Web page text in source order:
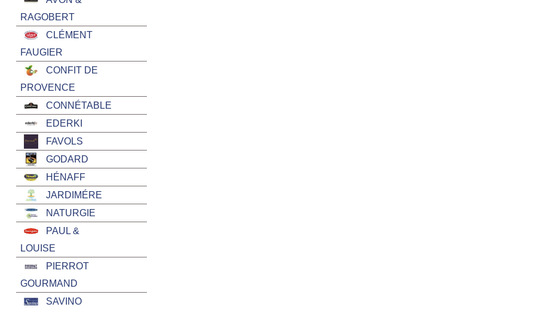
RAGOBERT
CLÉMENT
FAUGIER
CONFIT DE
PROVENCE
CONNÉTABLE
EDERKI
FAVOLS
GODARD
HÉNAFF
JARDIMÉRE
NATURGIE
PAUL &
LOUISE
PIERROT
GOURMAND
SAVINO